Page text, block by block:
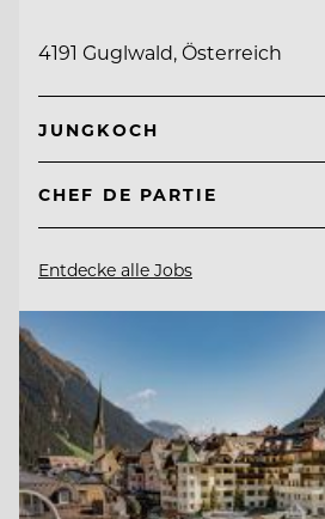
4191 Guglwald, Österreich
JUNGKOCH
CHEF DE PARTIE
Entdecke alle Jobs